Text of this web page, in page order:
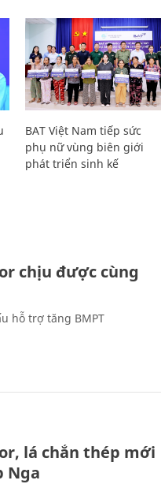
BAT Việt Nam tiếp sức
phụ nữ vùng biên giới
phát triển sinh kế
chịu được cùng
hỗ trợ tăng BMPT
lá chắn thép mới
Nga